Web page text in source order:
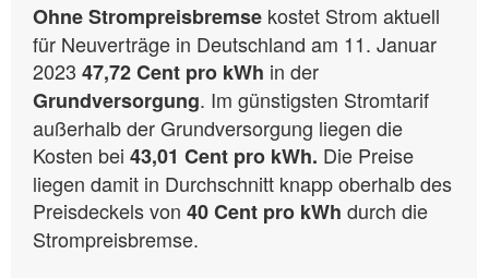
Ohne Strompreisbremse kostet Strom aktuell
für Neuverträge in Deutschland am 11. Januar
2023 47,72 Cent pro kWh in der
Grundversorgung. Im günstigsten Stromtarif
außerhalb der Grundversorgung liegen die
Kosten bei 43,01 Cent pro kWh. Die Preise
liegen damit in Durchschnitt knapp oberhalb des
Preisdeckels von 40 Cent pro kWh durch die
Strompreisbremse.